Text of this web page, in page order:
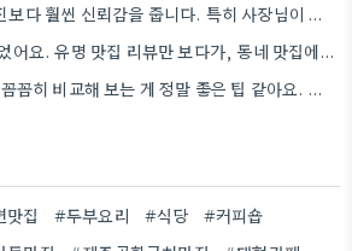
텍스트의 구체성이 사진보다 훨씬 신뢰감을 줍니다. 특히 사장님이 직접 요리하는 곳을 찾는 게 좋은 전략인…
저도 비슷한 경험이 있었어요. 유명 맛집 리뷰만 보다가, 동네 맛집에서 훨씬 더 맛있는 음식을 먹고…
포천 지역 맛집 정보를 꼼꼼히 비교해 보는 게 정말 좋은 팁 같아요. 특히 커뮤니티 언급…
맛집 #두부요리 #식당
#커피숍